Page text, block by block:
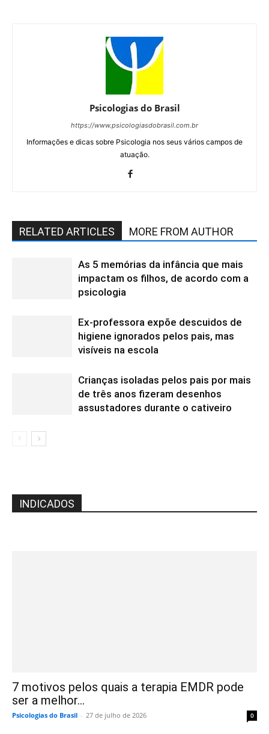
Psicologias do Brasil
https://www.psicologiasdobrasil.com.br
Informações e dicas sobre Psicologia nos seus vários campos de
atuação.
RELATED ARTICLES MORE FROM AUTHOR
As 5 memórias da infância que mais
impactam os filhos, de acordo com a
psicologia
Ex-professora expõe descuidos de
higiene ignorados pelos pais, mas
visíveis na escola
Crianças isoladas pelos pais por mais
de três anos fizeram desenhos
assustadores durante o cativeiro
INDICADOS
7 motivos pelos quais a terapia EMDR pode
ser a melhor...
Psicologias do Brasil - 27 de julho de 2026 0